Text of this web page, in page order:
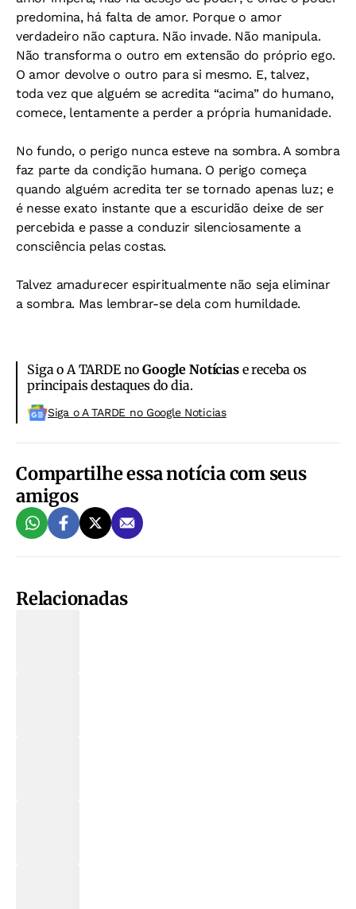
predomina, há falta de amor. Porque o amor
verdadeiro não captura. Não invade. Não manipula.
Não transforma o outro em extensão do próprio ego.
O amor devolve o outro para si mesmo. E, talvez,
toda vez que alguém se acredita “acima” do humano,
comece, lentamente a perder a própria humanidade.
No fundo, o perigo nunca esteve na sombra. A sombra
faz parte da condição humana. O perigo começa
quando alguém acredita ter se tornado apenas luz; e
é nesse exato instante que a escuridão deixe de ser
percebida e passe a conduzir silenciosamente a
consciência pelas costas.
Talvez amadurecer espiritualmente não seja eliminar
a sombra. Mas lembrar-se dela com humildade.
Siga o A TARDE noGoogle Notíciase receba os
principais destaques do dia.
Siga o A TARDE no Google Noticias
Compartilhe essa notícia com seus
amigos
Relacionadas